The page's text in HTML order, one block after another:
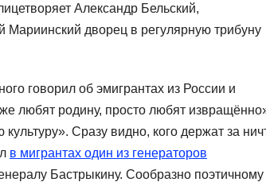
Александр Бельский,
Мариинский дворец в регулярную трибуну
говорил об эмигрантах из России и
любят родину, просто любят
Сразу видно, кого держат за
в мигрантах один из генераторов
Бастрыкину. Сообразно поэтичному